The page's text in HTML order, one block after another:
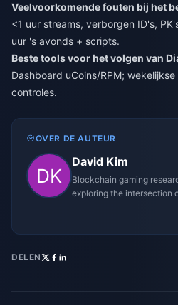
Veelvoorkomende fouten bij het
<1 uur streams, verborgen ID's,
uur 's avonds + scripts.
Beste tools voor het volgen van
Dashboard uCoins/RPM;
controles.
OVER DE AUTEUR
David Kim
Blockchain gaming
exploring the intersection
DELEN